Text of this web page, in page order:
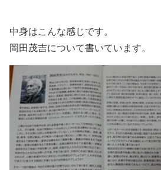
中身はこんな感じです。
岡田茂吉について書いています。